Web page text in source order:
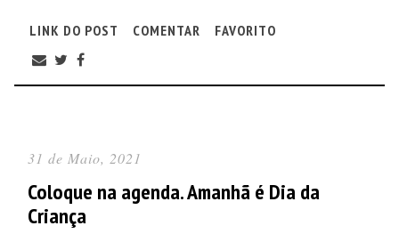
LINK DO POST COMENTAR FAVORITO
31 de Maio, 2021
Coloque na agenda. Amanhã é Dia da
Criança